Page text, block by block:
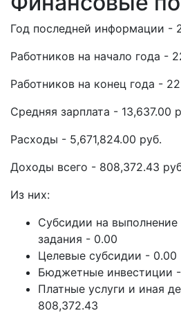
Год последней информации -
Работников на начало года -
Работников на конец года -
Средняя зарплата - 13,637.00
Расходы - 5,671,824.00 руб.
Доходы всего - 808,372.43
Из них:
Субсидии на выполнение
задания - 0.00
Целевые субсидии - 0.00
Бюджетные инвестиции
Платные услуги и иная
808,372.43